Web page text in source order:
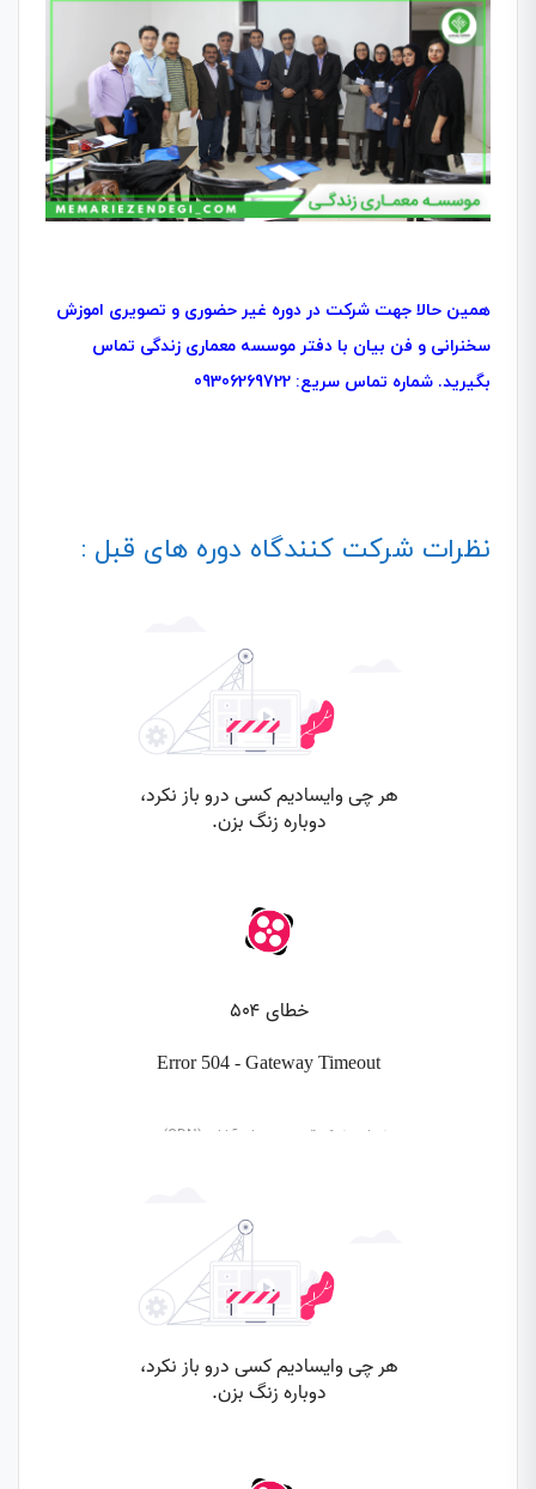
همین حالا جهت شرکت در دوره غیر حضوری و تصویری اموزش
سخنرانی و فن بیان با دفتر موسسه معماری زندگی تماس
بگیرید. شماره تماس سریع: 09306269722
نظرات شرکت کنندگاه دوره های قبل :